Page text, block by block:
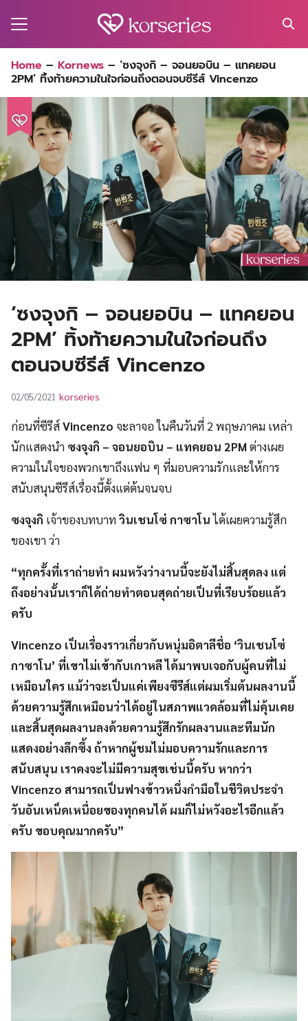
for:
Home – Kornews – ‘ซงจุงกิ – จอนยอบิน – แทคยอน
2PM’ ทิ้งท้ายความในใจก่อนถึงตอนจบซีรีส์ Vincenzo
‘ซงจุงกิ – จอนยอบิน – แทคยอน
2PM’ ทิ้งท้ายความในใจก่อนถึง
ตอนจบซีรีส์ Vincenzo
02/05/2021 korseries
ก่อนที่ซีรีส์Vincenzo จะลาจอ ในคืนวันที่ 2 พฤษภาคม เหล่า
นักแสดงนำ ซงจุงกิ – จอนยอบิน – แทคยอน 2PMต่างเผย
ความในใจของพวกเขาถึงแฟน ๆ ที่มอบความรักและให้การ
สนับสนุนซีรีส์เรื่องนี้ตั้งแต่ต้นจนจบ
ซงจุงกิ เจ้าของบทบาทวินเชนโซ่ กาซาโนได้เผยความรู้สึก
ของเขา ว่า
“ทุกครั้งที่เราถ่ายทำ ผมหวังว่างานนี้จะยังไม่สิ้นสุดลง แต่
ถึงอย่างนั้นเราก็ได้ถ่ายทำตอนสุดถ่ายเป็นที่เรียบร้อยแล้ว
ครับ
Vincenzo เป็นเรื่องราวเกี่ยวกับหนุ่มอิตาลีชื่อ ‘วินเชนโซ่
กาซาโน’ ที่เขาไม่เข้ากับเกาหลี ได้มาพบเจอกับผู้คนที่ไม่
เหมือนใคร แม้ว่าจะเป็นแค่เพียงซีรีส์แต่ผมเริ่มต้นผลงานนี้
ด้วยความรู้สึกเหมือนว่าได้อยู่ในสภาพแวดล้อมที่ไม่คุ้นเคย
และสิ้นสุดผลงานลงด้วยความรู้สึกรักผลงานและทีมนัก
แสดงอย่างลึกซึ้ง ถ้าหากผู้ชมไม่มอบความรักและการ
สนับสนุน เราคงจะไม่มีความสุขเช่นนี้ครับ หากว่า
Vincenzo สามารถเป็นฟางข้าวหนึ่งกำมือในชีวิตประจำ
วันอันเหน็ดเหนื่อยของทุกคนได้ ผมก็ไม่หวังอะไรอีกแล้ว
ครับ ขอบคุณมากครับ”